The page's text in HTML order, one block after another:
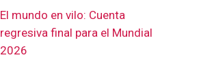
El mundo en vilo: Cuenta
regresiva final para el Mundial
2026